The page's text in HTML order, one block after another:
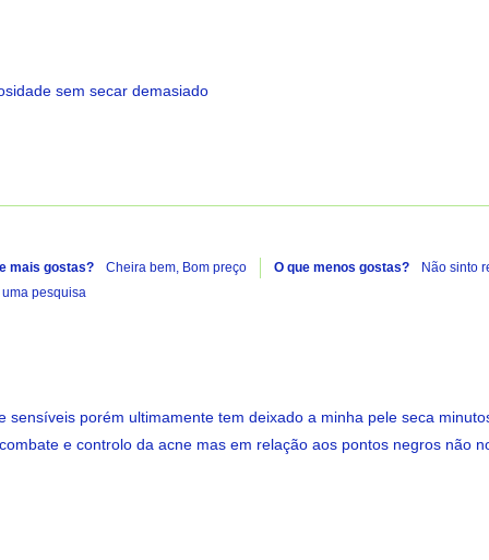
sem secar demasiado
mais gostas? Cheira bem, Bom preço O que menos gostas?
Não sinto
pesquisa
porém ultimamente tem deixado a minha pele seca
e controlo da acne mas em relação aos pontos negros não